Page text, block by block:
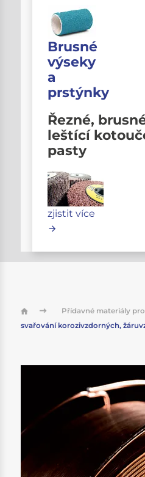
Brusné
výseky
a
prstýnky
Řezné,
leštící
pasty
zjistit více
Přídavné materiály
svařování korozivzdorných,